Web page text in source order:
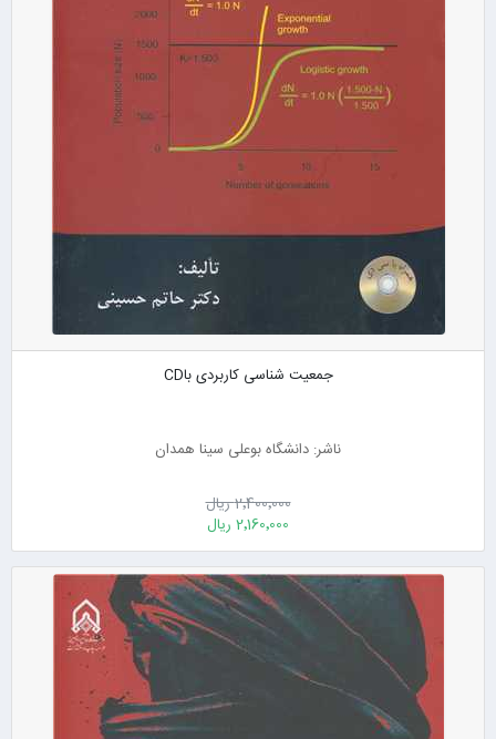
جمعیت شناسی کاربردی باCD
ناشر: دانشگاه بوعلی سینا همدان
2٬400٬000 ریال
2٬160٬000 ریال